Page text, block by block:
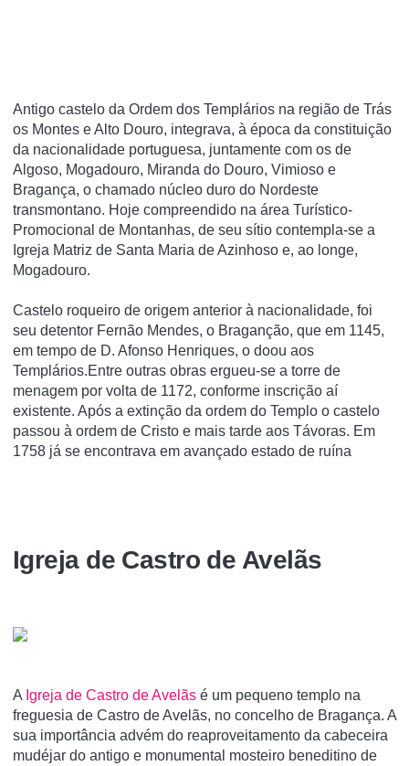
Antigo castelo da Ordem dos Templários na região de Trás
os Montes e Alto Douro, integrava, à época da constituição
da nacionalidade portuguesa, juntamente com os de
Algoso, Mogadouro, Miranda do Douro, Vimioso e
Bragança, o chamado núcleo duro do Nordeste
transmontano. Hoje compreendido na área Turí­stico-
Promocional de Montanhas, de seu sí­tio contempla-se a
Igreja Matriz de Santa Maria de Azinhoso e, ao longe,
Mogadouro.
Castelo roqueiro de origem anterior à nacionalidade, foi
seu detentor Fernão Mendes, o Braganção, que em 1145,
em tempo de D. Afonso Henriques, o doou aos
Templários.Entre outras obras ergueu-se a torre de
menagem por volta de 1172, conforme inscrição aí
existente. Após a extinção da ordem do Templo o castelo
passou à ordem de Cristo e mais tarde aos Távoras. Em
1758 já se encontrava em avançado estado de ruína
Igreja de Castro de Avelãs
A Igreja de Castro de Avelãs é um pequeno templo na
freguesia de Castro de Avelãs, no concelho de Bragança. A
sua importância advém do reaproveitamento da cabeceira
mudéjar do antigo e monumental mosteiro beneditino de